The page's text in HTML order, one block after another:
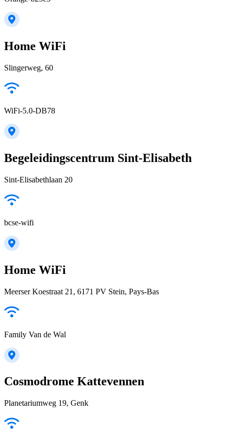
Home WiFi
Slingerweg, 60
WiFi-5.0-DB78
Begeleidingscentrum Sint-Elisabeth
Sint-Elisabethlaan 20
bcse-wifi
Home WiFi
Meerser Koestraat 21, 6171 PV Stein, Pays-Bas
Family Van de Wal
Cosmodrome Kattevennen
Planetariumweg 19, Genk